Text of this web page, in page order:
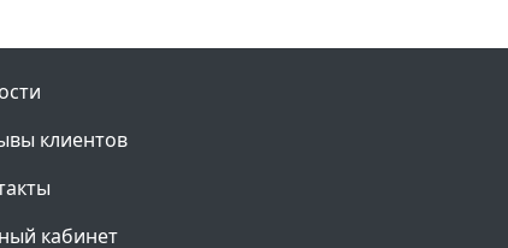
клиентов
кабинет